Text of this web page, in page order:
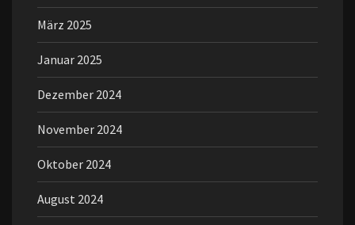
März 2025
Januar 2025
Dezember 2024
November 2024
Oktober 2024
August 2024